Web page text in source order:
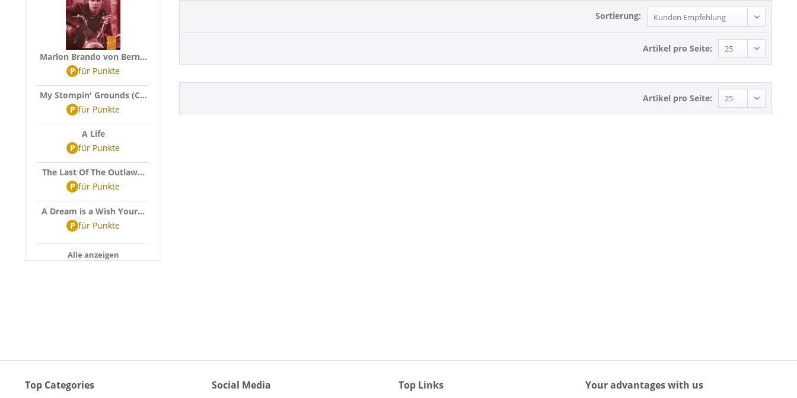
Marlon Brando von Bern...
P für Punkte
My Stompin' Grounds (C...
P für Punkte
A Life
P für Punkte
The Last Of The Outlaw...
P für Punkte
A Dream is a Wish Your...
P für Punkte
Alle anzeigen
Sortierung:
Artikel pro Seite:
Artikel pro Seite:
Top Categories Social Media Top Links Your advantages with us